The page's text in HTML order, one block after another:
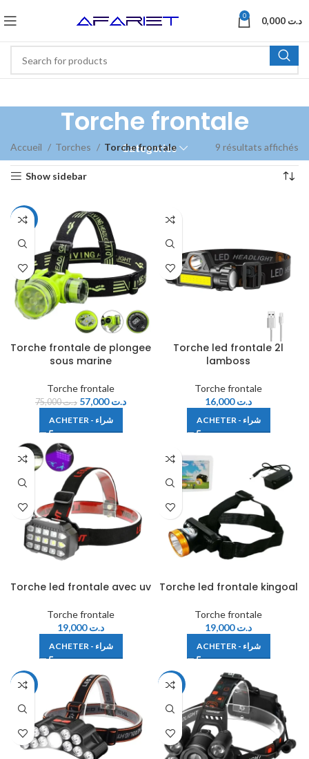
0 د.ت
Torche frontale
Categories
Accueil Torches Torche frontale 9 résultats affichés
Show sidebar
-24%
Torche frontale de plongee
sous marine
Torche frontale
د.ت75,000 د.ت57,000
ACHETER - شراء
Torche led frontale 2l
lamboss
Torche frontale
د.ت16,000
ACHETER - شراء
Torche led frontale avec uv
Torche frontale
د.ت19,000
ACHETER - شراء
Torche led frontale kingoal
Torche frontale
د.ت19,000
ACHETER - شراء
-38% -21%